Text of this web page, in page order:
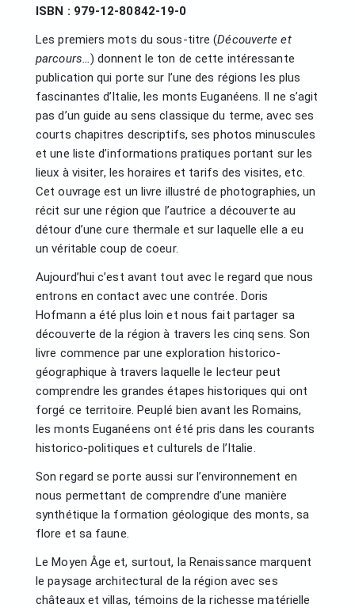
ISBN : 979-12-80842-19-0
Les premiers mots du sous-titre (Découverte et
parcours… ) donnent le ton de cette intéressante
publication qui porte sur l’une des régions les plus
fascinantes d’Italie, les monts Euganéens. Il ne s’agit
pas d’un guide au sens classique du terme, avec ses
courts chapitres descriptifs, ses photos minuscules
et une liste d’informations pratiques portant sur les
lieux à visiter, les horaires et tarifs des visites, etc.
Cet ouvrage est un livre illustré de photographies, un
récit sur une région que l’autrice a découverte au
détour d’une cure thermale et sur laquelle elle a eu
un véritable coup de coeur.
Aujourd’hui c’est avant tout avec le regard que nous
entrons en contact avec une contrée. Doris
Hofmann a été plus loin et nous fait partager sa
découverte de la région à travers les cinq sens. Son
livre commence par une exploration historico-
géographique à travers laquelle le lecteur peut
comprendre les grandes étapes historiques qui ont
forgé ce territoire. Peuplé bien avant les Romains,
les monts Euganéens ont été pris dans les courants
historico-politiques et culturels de l’Italie.
Son regard se porte aussi sur l’environnement en
nous permettant de comprendre d’une manière
synthétique la formation géologique des monts, sa
flore et sa faune.
Le Moyen Âge et, surtout, la Renaissance marquent
le paysage architectural de la région avec ses
châteaux et villas, témoins de la richesse matérielle